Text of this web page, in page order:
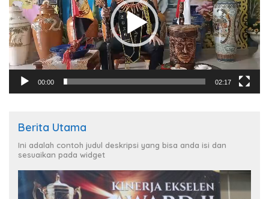
00:00 02:17
Berita Utama
Ini adalah contoh judul deskripsi yang bisa anda isi dan
sesuaikan pada widget